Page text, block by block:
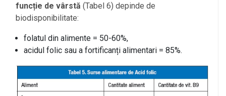
funcție de vârstă (Tabel 6) depinde de
biodisponibilitate:
folatul din alimente = 50-60%,
acidul folic sau a fortificanți alimentari = 85%.